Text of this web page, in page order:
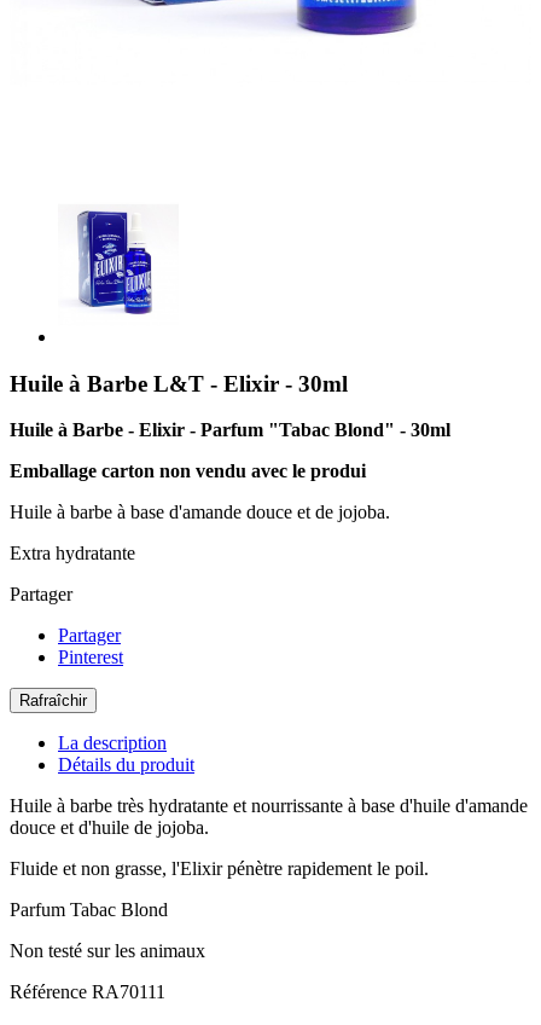
Huile à Barbe L&T - Elixir - 30ml
Huile à Barbe - Elixir - Parfum "Tabac Blond" - 30ml
Emballage carton non vendu avec le produi
Huile à barbe à base d'amande douce et de jojoba.
Extra hydratante
Partager
Partager
Pinterest
La description
Détails du produit
Huile à barbe très hydratante et nourrissante à base d'huile d'amande
douce et d'huile de jojoba.
Fluide et non grasse, l'Elixir pénètre rapidement le poil.
Parfum Tabac Blond
Non testé sur les animaux
Référence RA70111